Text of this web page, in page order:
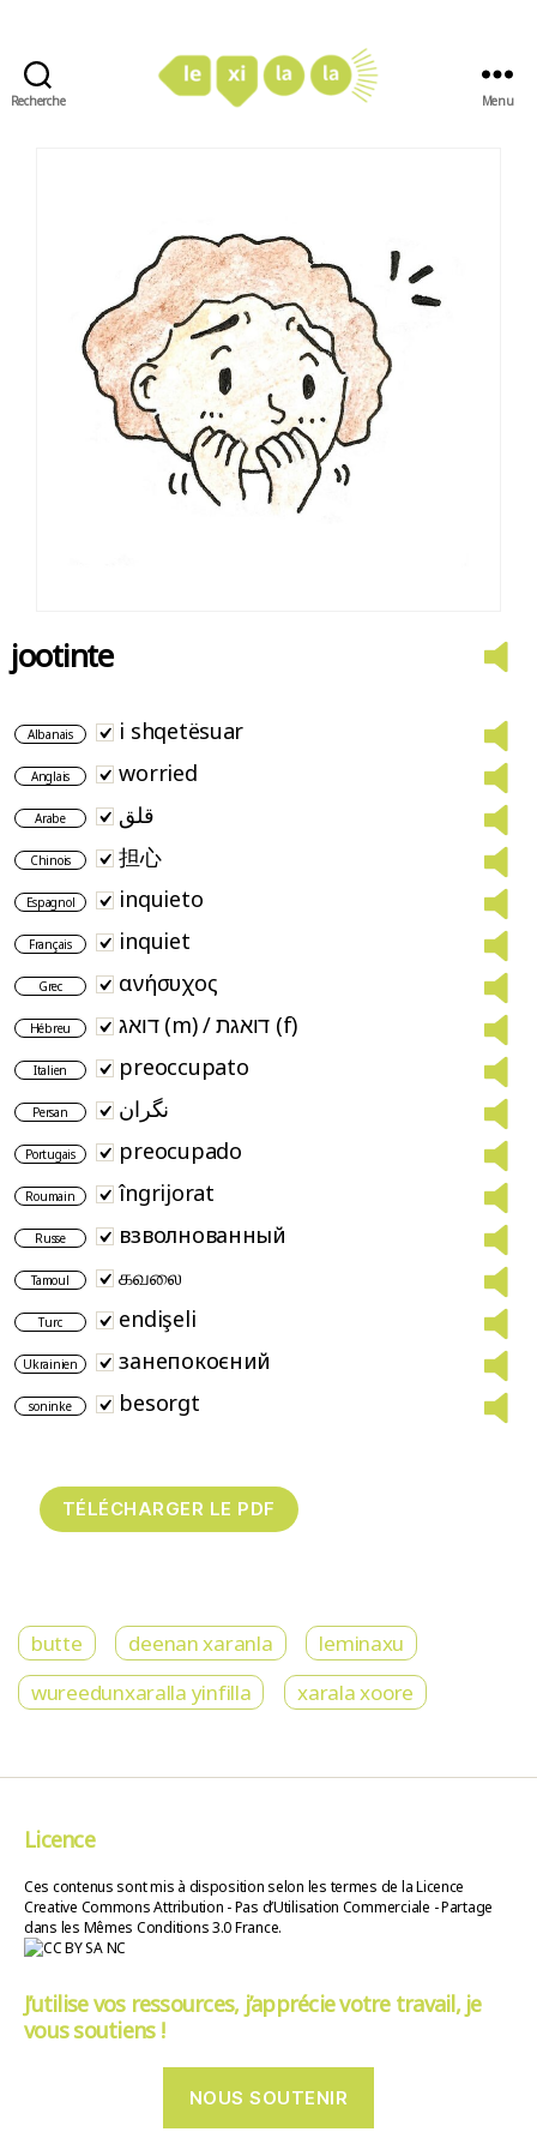
Recherche Menu
jootinte
Albanais i shqetësuar
Anglais worried
Arabe قلق
Chinois 担心
Espagnol inquieto
Français inquiet
Grec ανήσυχος
Hébreu דואג (m) / דואגת (f)
Italien preoccupato
Persan نگران
Portugais preocupado
Roumain îngrijorat
Russe взволнованный
Tamoul கவலை
Turc endişeli
Ukrainien занепокоєний
soninke besorgt
butte deenan xaranla
leminaxu
wureedunxaralla yinfilla
xarala xoore
Licence
Ces contenus sont mis à disposition selon les termes de la Licence
Creative Commons Attribution - Pas d’Utilisation Commerciale - Partage
dans les Mêmes Conditions 3.0 France.
J’utilise vos ressources, j’apprécie votre travail, je
vous soutiens !
NOUS SOUTENIR